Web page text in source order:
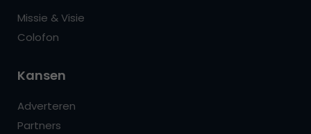
Missie & Visie
Colofon
Kansen
Adverteren
Partners